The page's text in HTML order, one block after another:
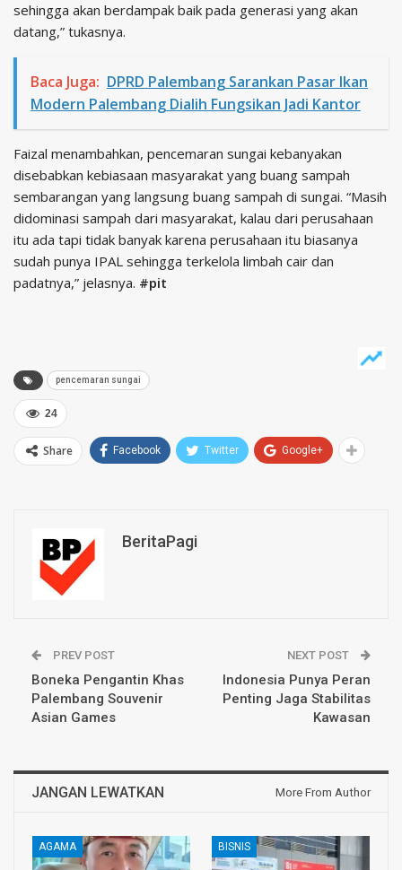
sehingga akan berdampak baik pada generasi yang akan
datang,” tukasnya.
Baca Juga: DPRD Palembang Sarankan Pasar Ikan
Modern Palembang Dialih Fungsikan Jadi Kantor
Faizal menambahkan, pencemaran sungai kebanyakan
disebabkan kebiasaan masyarakat yang buang sampah
sembarangan yang langsung buang sampah di sungai. “Masih
didominasi sampah dari masyarakat, kalau dari perusahaan
itu ada tapi tidak banyak karena perusahaan itu biasanya
sudah punya IPAL sehingga terkelola limbah cair dan
padatnya,” jelasnya. #pit
pencemaran sungai
24
Share Facebook Twitter Google+
BeritaPagi
PREV POST
Boneka Pengantin Khas
Palembang Souvenir
Asian Games
NEXT POST
Indonesia Punya Peran
Penting Jaga Stabilitas
Kawasan
JANGAN LEWATKAN More From Author
AGAMA BISNIS